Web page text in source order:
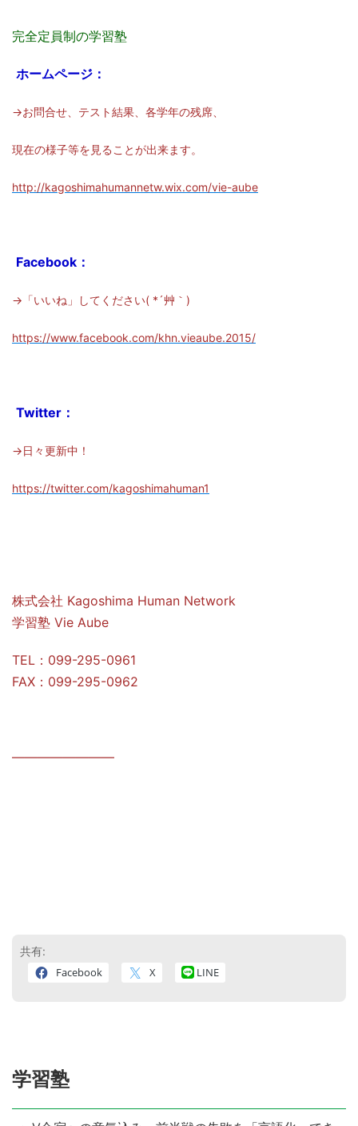
完全定員制の学習塾
ホームページ：
→お問合せ、テスト結果、各学年の残席、
現在の様子等を見ることが出来ます。
http://kagoshimahumannetw.wix.com/vie-aube
Facebook：
→「いいね」してください( *´艸｀)
https://www.facebook.com/khn.vieaube.2015/
Twitter：
→日々更新中！
https://twitter.com/kagoshimahuman1
株式会社 Kagoshima Human Network
学習塾 Vie Aube
TEL：099-295-0961
FAX：099-295-0962
————————
共有:
Facebook X LINE
学習塾